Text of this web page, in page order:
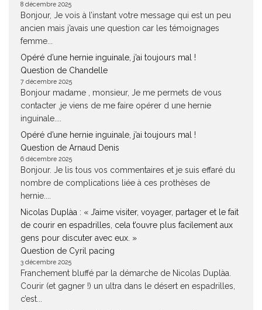
8 décembre 2025
Bonjour, Je vois à l’instant votre message qui est un peu
ancien mais j’avais une question car les témoignages
femme...
Opéré d’une hernie inguinale, j’ai toujours mal !
Question de Chandelle
7 décembre 2025
Bonjour madame , monsieur, Je me permets de vous
contacter ,je viens de me faire opérer d une hernie
inguinale....
Opéré d’une hernie inguinale, j’ai toujours mal !
Question de Arnaud Denis
6 décembre 2025
Bonjour. Je lis tous vos commentaires et je suis effaré du
nombre de complications liée à ces prothèses de
hernie....
Nicolas Duplàa : « J’aime visiter, voyager, partager et le fait
de courir en espadrilles, cela t’ouvre plus facilement aux
gens pour discuter avec eux. »
Question de Cyril pacing
3 décembre 2025
Franchement bluffé par la démarche de Nicolas Duplàa.
Courir (et gagner !) un ultra dans le désert en espadrilles,
c’est...